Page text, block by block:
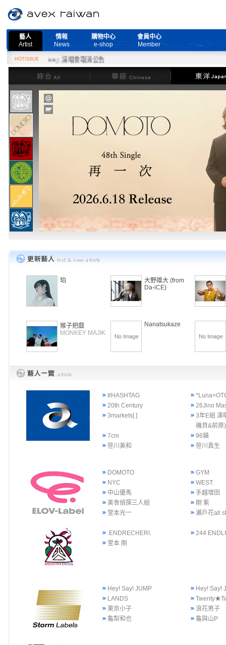
藝人
Artist
情報
News
購物中心
e-shop
會員中心
Member
HOTISSUE
Live』演唱會取消公告
綜合
華語 東洋
珀
大野雄大 (from
Da-iCE)
猴子把戲
MONKEY MAJIK
Nanatsukaze
#HASHTAG
20th Century
26Jino
3markets[ ]
3年E組 演
磯貝&前原)
7cm
96貓
笹川美和
笹川真生
DOMOTO
GYM
NYC
WEST.
中山優馬
手越增田
美食偵探三人組
剛 紫
堂本光一
瀨戶花all
.ENDRECHERI.
244
堂本 剛
Hey! Say! JUMP
Hey! Say!
LANDS
東京小子
浪花男子
龜梨和也
龜與山P